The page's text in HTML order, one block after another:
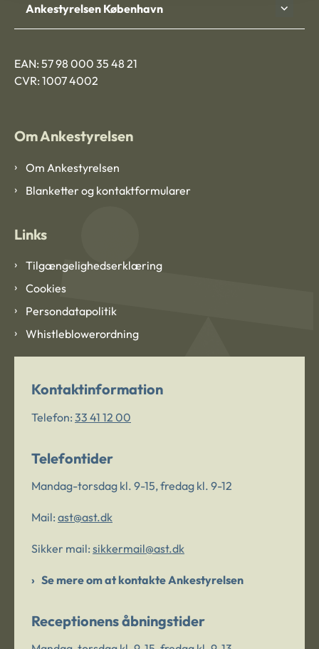
Ankestyrelsen København
EAN: 57 98 000 35 48 21
CVR: 1007 4002
Om Ankestyrelsen
Om Ankestyrelsen
Blanketter og kontaktformularer
Links
Tilgængelighedserklæring
Cookies
Persondatapolitik
Whistleblowerordning
Kontaktinformation
Telefon: 33 41 12 00
Telefontider
Mandag-torsdag kl. 9-15, fredag kl. 9-12
Mail: ast@ast.dk
Sikker mail: sikkermail@ast.dk
Se mere om at kontakte Ankestyrelsen
Receptionens åbningstider